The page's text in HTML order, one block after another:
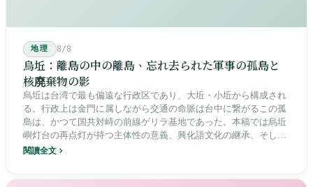
地理 8/8
烏坵：離島の中の離島、忘れ去られた軍事の孤島と
核廃棄物の影
烏坵は台湾で最も偏遠な行政区であり、大坵・小坵から構成され
る。行政上は金門に属しながら交通の命脈は台中に繋がるこの孤
島は、かつて国共対峙の前線ゲリラ基地であった。本稿では烏坵
嶼灯台の再点灯が持つ主体性の意義、興化語文化の継承、そして
20年にわたる核廃棄物処分場選定をめぐる住民投票の論争を深く
閱讀全文